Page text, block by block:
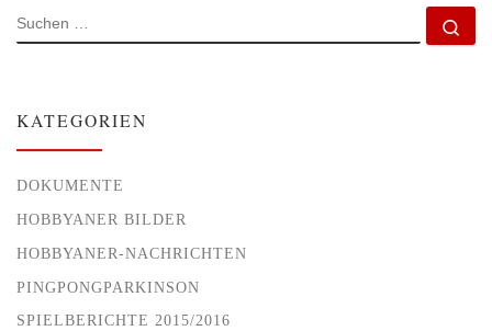
SUCHE
KATEGORIEN
DOKUMENTE
HOBBYANER BILDER
HOBBYANER-NACHRICHTEN
PINGPONGPARKINSON
SPIELBERICHTE 2015/2016